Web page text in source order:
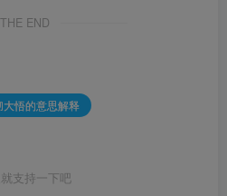
THE END
大悟的意思解释
就支持一下吧